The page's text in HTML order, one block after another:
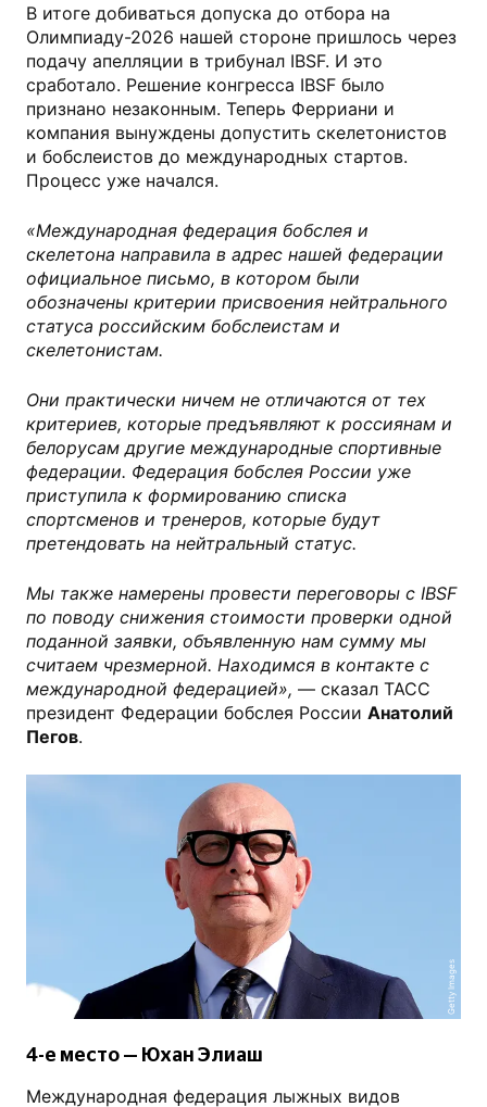
В итоге добиваться допуска до отбора на
Олимпиаду-2026 нашей стороне пришлось через
подачу апелляции в трибунал IBSF. И это
сработало. Решение конгресса IBSF было
признано незаконным. Теперь Ферриани и
компания вынуждены допустить скелетонистов
и бобслеистов до международных стартов.
Процесс уже начался.
«Международная федерация бобслея и
скелетона направила в адрес нашей федерации
официальное письмо, в котором были
обозначены критерии присвоения нейтрального
статуса российским бобслеистам и
скелетонистам.
Они практически ничем не отличаются от тех
критериев, которые предъявляют к россиянам и
белорусам другие международные спортивные
федерации. Федерация бобслея России уже
приступила к формированию списка
спортсменов и тренеров, которые будут
претендовать на нейтральный статус.
Мы также намерены провести переговоры с IBSF
по поводу снижения стоимости проверки одной
поданной заявки, объявленную нам сумму мы
считаем чрезмерной. Находимся в контакте с
международной федерацией», — сказал ТАСС
президент Федерации бобслея России Анатолий
Пегов.
Getty Images
4-е место — Юхан Элиаш
Международная федерация лыжных видов